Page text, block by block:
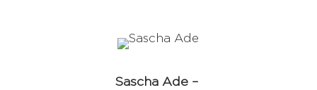
Sascha Ade –